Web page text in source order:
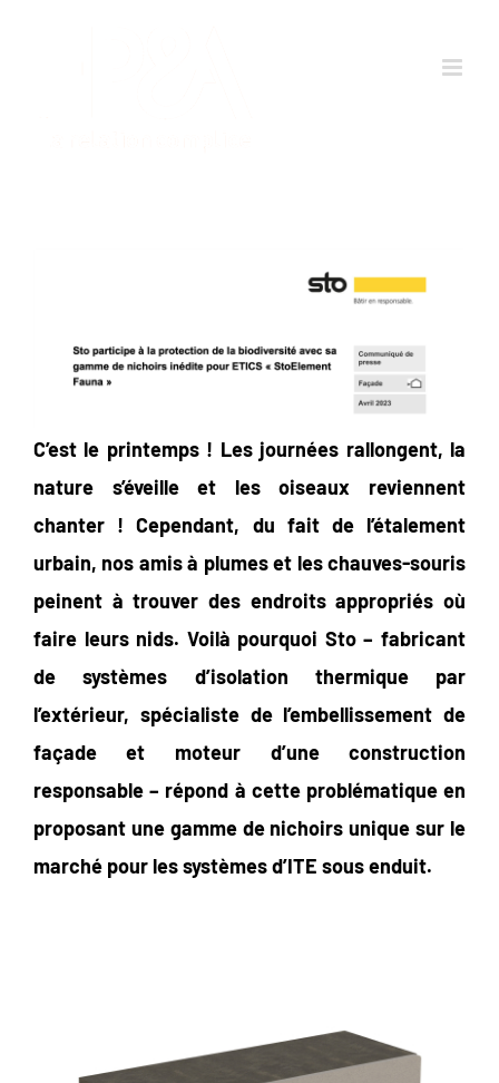
C’est le printemps ! Les journées rallongent, la
nature s’éveille et les oiseaux reviennent
chanter ! Cependant, du fait de l’étalement
urbain, nos amis à plumes et les chauves-souris
peinent à trouver des endroits appropriés où
faire leurs nids. Voilà pourquoi Sto – fabricant
de systèmes d’isolation thermique par
l’extérieur, spécialiste de l’embellissement de
façade et moteur d’une construction
responsable – répond à cette problématique en
proposant une gamme de nichoirs unique sur le
marché pour les systèmes d’ITE sous enduit.